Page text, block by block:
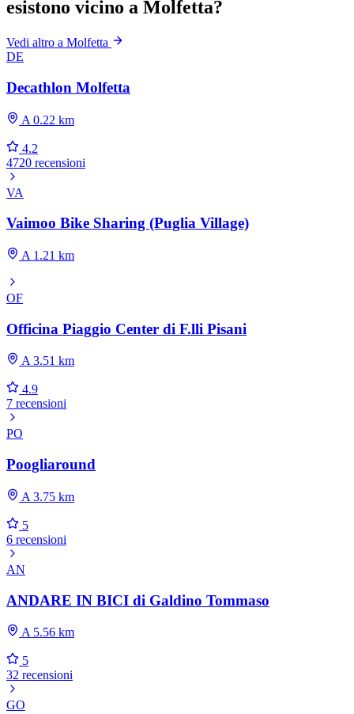
esistono vicino a Molfetta?
Vedi altro a Molfetta
DE
Decathlon Molfetta
A 0.22 km
4.2
4720 recensioni
VA
Vaimoo Bike Sharing (Puglia Village)
A 1.21 km
OF
Officina Piaggio Center di F.lli Pisani
A 3.51 km
4.9
7 recensioni
PO
Poogliaround
A 3.75 km
5
6 recensioni
AN
ANDARE IN BICI di Galdino Tommaso
A 5.56 km
5
32 recensioni
GO